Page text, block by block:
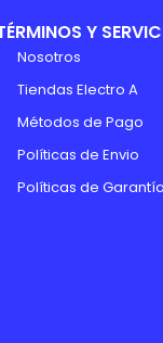
Y
Nosotros
Tiendas Electro A
Métodos de Pago
Políticas de Envio
Políticas de Garantía